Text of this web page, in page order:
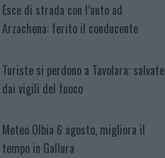
Esce di strada con l’auto ad
Arzachena: ferito il conducente
Turiste si perdono a Tavolara: salvate
dai vigili del fuoco
Meteo Olbia 6 agosto, migliora il
tempo in Gallura